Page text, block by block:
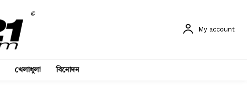
©
My account
খেলাধুলা বিনোদন